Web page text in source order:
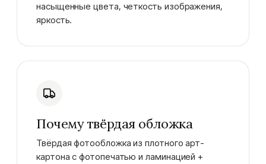
насыщенные цвета, четкость изображения,
яркость.
Почему твёрдая обложка
Твёрдая фотообложка из плотного арт-
картона с фотопечатью и ламинацией +